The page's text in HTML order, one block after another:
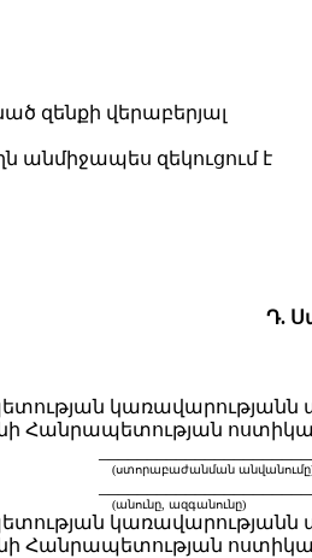
զենքի վերաբերյալ
անմիջապես զեկուցում է
Դ.
կառավարությանն
Հանրապետության
(ստորաբաժանման
(անունը, ազգանունը)
կառավարությանն
Հանրապետության